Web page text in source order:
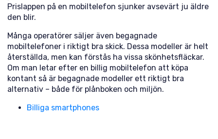
Prislappen på en mobiltelefon sjunker avsevärt ju äldre
den blir.
Många operatörer säljer även begagnade
mobiltelefoner i riktigt bra skick. Dessa modeller är helt
återställda, men kan förstås ha vissa skönhetsfläckar.
Om man letar efter en billig mobiltelefon att köpa
kontant så är begagnade modeller ett riktigt bra
alternativ – både för plånboken och miljön.
Billiga smartphones